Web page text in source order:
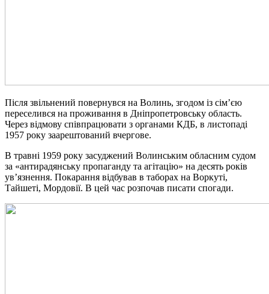
Після звільнений повернувся на Волинь, згодом із сім’єю
переселився на проживання в Дніпропетровську область.
Через відмову співпрацювати з органами КДБ, в листопаді
1957 року заарештований вчергове.
В травні 1959 року засуджений Волинським обласним судом
за «антирадянську пропаганду та агітацію» на десять років
ув’язнення. Покарання відбував в таборах на Воркуті,
Тайшеті, Мордовії. В цей час розпочав писати спогади.